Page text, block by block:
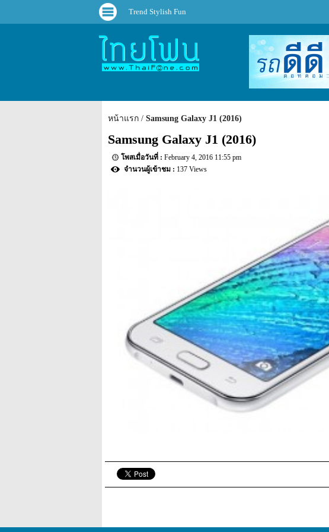
Trend Stylish Fun
หน้าแรก Samsung Galaxy J1 (2016)
Samsung Galaxy J1 (2016)
February 4, 2016 11:55 pm
137 Views